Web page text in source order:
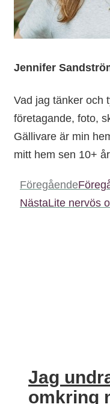
Jennifer
Vad jag tänker och
företagande, foto,
Gällivare är min
mitt hem sen 10+
Föregående
NästaLite nervös
Jag
omkring